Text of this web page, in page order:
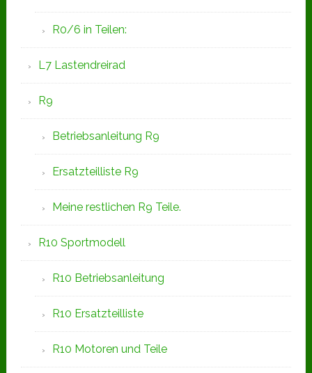
R0/6 in Teilen:
L7 Lastendreirad
R9
Betriebsanleitung R9
Ersatzteilliste R9
Meine restlichen R9 Teile.
R10 Sportmodell
R10 Betriebsanleitung
R10 Ersatzteilliste
R10 Motoren und Teile